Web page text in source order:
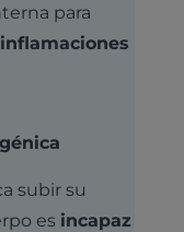
para
subir su
es incapaz